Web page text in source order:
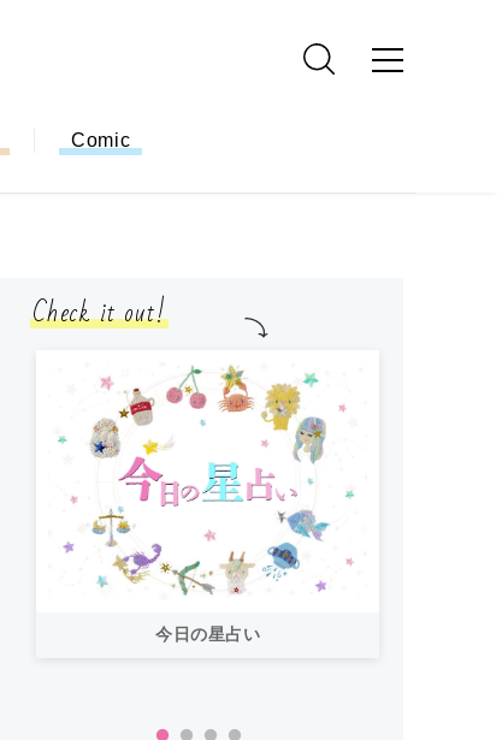
Comic
Check it out!
今日の星占い